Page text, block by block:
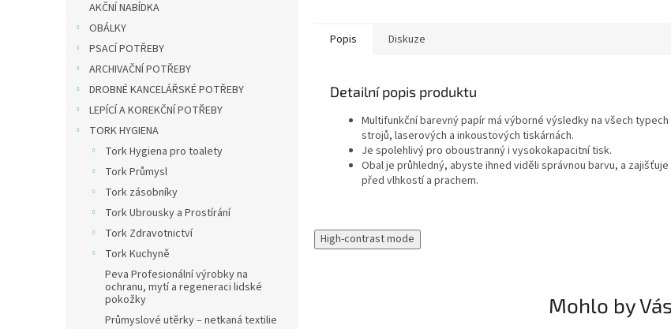
AKČNÍ NABÍDKA
OBÁLKY
PSACÍ POTŘEBY
ARCHIVAČNÍ POTŘEBY
DROBNÉ KANCELÁŘSKÉ POTŘEBY
LEPÍCÍ A KOREKČNÍ POTŘEBY
TORK HYGIENA
Tork Hygiena pro toalety
Tork Průmysl
Tork zásobníky
Tork Ubrousky a Prostírání
Tork Zdravotnictví
Tork Kuchyně
Peva Profesionální výrobky na
ochranu, mytí a regeneraci lidské
pokožky
Průmyslové utěrky – netkaná textilie
Popis Diskuze
Detailní popis produktu
Multifunkční barevný papír má výborné výsledky na všech
strojů, laserových a inkoustových tiskárnách.
Je spolehlivý pro oboustranný i vysokokapacitní tisk.
Obal je průhledný, abyste ihned viděli správnou barvu, a
před vlhkostí a prachem.
High-contrast mode
Mohlo by